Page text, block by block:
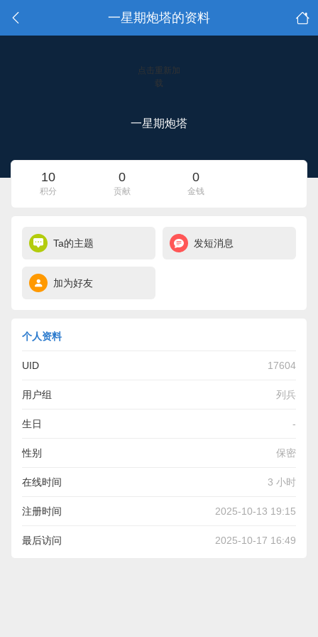
一星期炮塔的资料
点击重新加
载
一星期炮塔
10
积分
0
贡献
0
金钱
Ta的主题 发短消息
加为好友
个人资料
UID 17604
用户组 列兵
生日 -
性别 保密
在线时间 3 小时
注册时间 2025-10-13 19:15
最后访问 2025-10-17 16:49